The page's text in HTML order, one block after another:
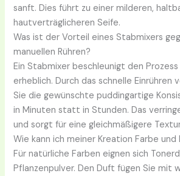
sanft. Dies führt zu einer milderen,
hautverträglicheren Seife.
Was ist der Vorteil eines Stabmixers
manuellen Rühren?
Ein Stabmixer beschleunigt den Prozess
erheblich. Durch das schnelle Einrühren
Sie die gewünschte puddingartige
in Minuten statt in Stunden. Das
und sorgt für eine gleichmäßigere
Wie kann ich meiner Kreation Farbe
Für natürliche Farben eignen sich
Pflanzenpulver. Den Duft fügen Sie mit